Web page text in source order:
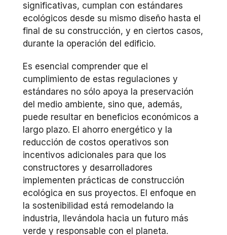
significativas, cumplan con estándares
ecológicos desde su mismo diseño hasta el
final de su construcción, y en ciertos casos,
durante la operación del edificio.
Es esencial comprender que el
cumplimiento de estas regulaciones y
estándares no sólo apoya la preservación
del medio ambiente, sino que, además,
puede resultar en beneficios económicos a
largo plazo. El ahorro energético y la
reducción de costos operativos son
incentivos adicionales para que los
constructores y desarrolladores
implementen prácticas de construcción
ecológica en sus proyectos. El enfoque en
la sostenibilidad está remodelando la
industria, llevándola hacia un futuro más
verde y responsable con el planeta.